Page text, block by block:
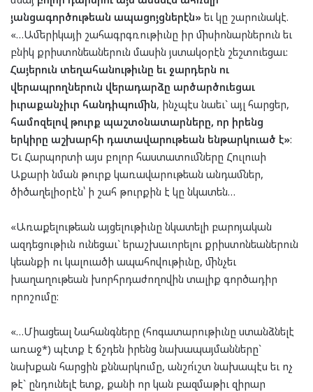
յանցագործութեան ապացոյցներէն» եւ կը շարունակէ.
«…Ամերիկայի շահագրգռութիւնը իր միսիոնարներուն եւ
բնիկ քրիստոնեաներուն մասին յստակօրէն շեշտուեցաւ:
Հայերուն տեղահանութիւնը եւ ջարդերն ու
վերապրողներուն վերադարձը արծարծուեցաւ
իւրաքանչիւր հանդիպումին, ինչպէս նաեւ` այլ հարցեր,
համոզելով թուրք պաշտօնատարները, որ իրենց
երկիրը աշխարհի դատավարութեան ենթարկուած է»:
Եւ Հարպորտի այս բոլոր հաստատումները Հուլուսի
Աքարի նման թուրք կառավարութեան անդամներ,
ծիծաղելիօրէն՝ ի շահ թուրքին է կը նկատեն…
«Առաքելութեան այցելութիւնը նկատելի բարոյական
ազդեցութիւն ունեցաւ` երաշխաւորելու քրիստոնեաներուն
կեանքի ու կալուածի ապահովութիւնը, մինչեւ
խաղաղութեան խորհրդաժողովին տալիք գործադիր
որոշումը:
«…Միացեալ Նահանգները (հոգատարութիւնը ստանձնելէ
առաջ*) պէտք է ճշդեն իրենց նախապայմանները`
նախքան հարցին քննարկումը, անշո՛ւշտ նախապէս եւ ոչ
թէ` ընդունելէ ետք, քանի որ կան բազմաթիւ զիրար